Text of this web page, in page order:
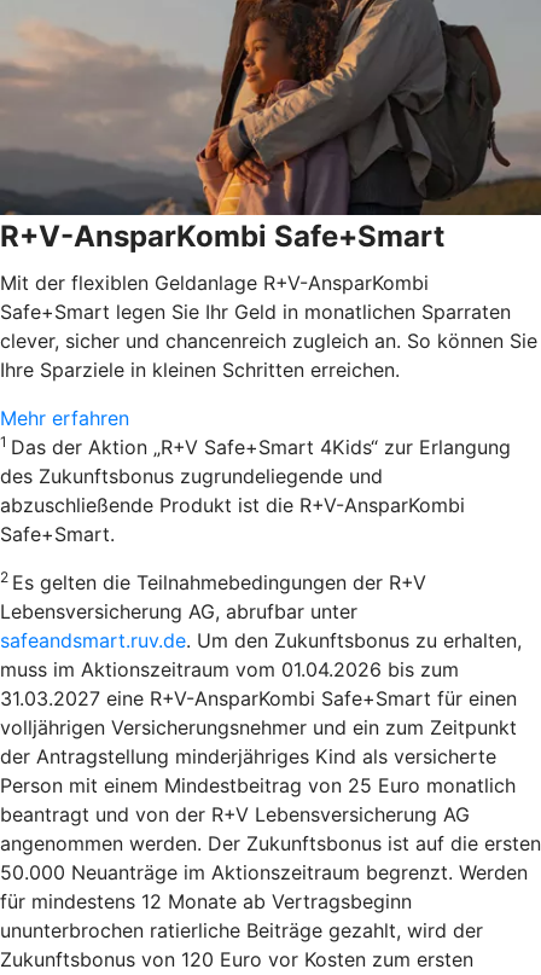
R+V-AnsparKombi Safe+Smart
Mit der flexiblen Geldanlage R+V-AnsparKombi
Safe+Smart legen Sie Ihr Geld in monatlichen Sparraten
clever, sicher und chancenreich zugleich an. So können Sie
Ihre Sparziele in kleinen Schritten erreichen.
Mehr erfahren
1 Das der Aktion „R+V Safe+Smart 4Kids“ zur Erlangung
des Zukunftsbonus zugrundeliegende und
abzuschließende Produkt ist die R+V-AnsparKombi
Safe+Smart.
2 Es gelten die Teilnahmebedingungen der R+V
Lebensversicherung AG, abrufbar unter
safeandsmart.ruv.de. Um den Zukunftsbonus zu erhalten,
muss im Aktionszeitraum vom 01.04.2026 bis zum
31.03.2027 eine R+V-AnsparKombi Safe+Smart für einen
volljährigen Versicherungsnehmer und ein zum Zeitpunkt
der Antragstellung minderjähriges Kind als versicherte
Person mit einem Mindestbeitrag von 25 Euro monatlich
beantragt und von der R+V Lebensversicherung AG
angenommen werden. Der Zukunftsbonus ist auf die ersten
50.000 Neuanträge im Aktionszeitraum begrenzt. Werden
für mindestens 12 Monate ab Vertragsbeginn
ununterbrochen ratierliche Beiträge gezahlt, wird der
Zukunftsbonus von 120 Euro vor Kosten zum ersten